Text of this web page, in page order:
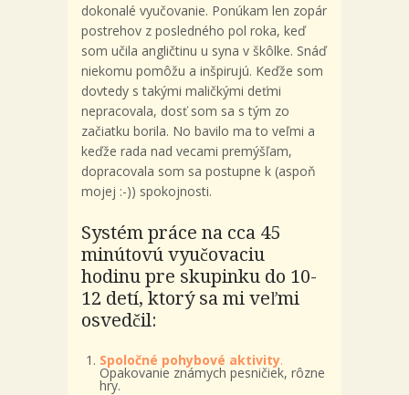
dokonalé vyučovanie. Ponúkam len zopár
postrehov z posledného pol roka, keď
som učila angličtinu u syna v škôlke. Snáď
niekomu pomôžu a inšpirujú. Keďže som
dovtedy s takými maličkými deťmi
nepracovala, dosť som sa s tým zo
začiatku borila. No bavilo ma to veľmi a
keďže rada nad vecami premýšľam,
dopracovala som sa postupne k (aspoň
mojej :-)) spokojnosti.
Systém práce na cca 45
minútovú vyučovaciu
hodinu pre skupinku do 10-
12 detí, ktorý sa mi veľmi
osvedčil:
Spoločné pohybové aktivity.
Opakovanie známych pesničiek, rôzne
hry.